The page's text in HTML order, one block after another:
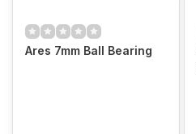
Ares 7mm Ball Bearing